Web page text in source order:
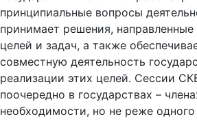
принципиальные вопросы
принимает решения,
целей и задач, а также
совместную деятельность
реализации этих целей. Сессии
поочередно в государствах –
необходимости, но не реже одного